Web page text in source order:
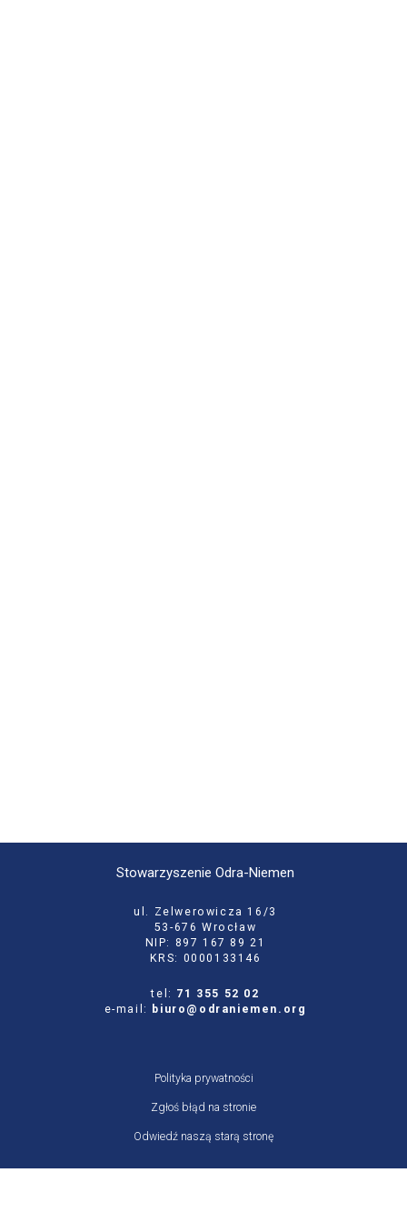
Stowarzyszenie Odra-Niemen
ul. Zelwerowicza 16/3
53-676 Wrocław
NIP: 897 167 89 21
KRS: 0000133146
tel: 71 355 52 02
e-mail:
biuro@odraniemen.org
Polityka prywatności
Zgłoś błąd na stronie
Odwiedź naszą starą stronę